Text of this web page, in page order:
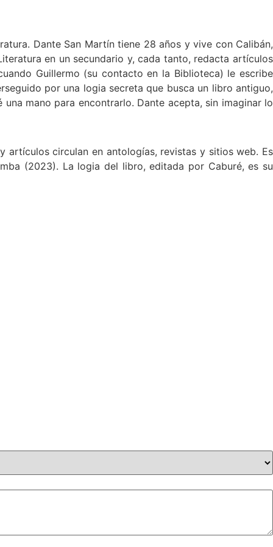
Dante San Martín tiene 28 años y vive con Calibán,
en un secundario y, cada tanto, redacta artículos
Guillermo (su contacto en la Biblioteca) le escribe
por una logia secreta que busca un libro antiguo,
mano para encontrarlo. Dante acepta, sin imaginar lo
artículos circulan en antologías, revistas y sitios web. Es
(2023). La logia del libro, editada por Caburé, es su